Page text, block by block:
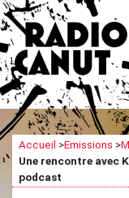
Accueil >Emissions >
Une rencontre avec
podcast